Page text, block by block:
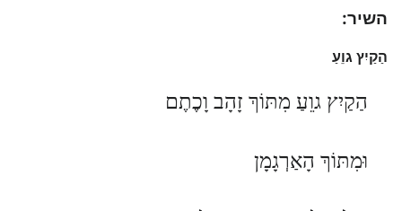
השיר:
הַקַיִץ גוֵעַ
הַקַיִץ גוֵעַ מִתּוֹךְ זָהָב וָכֶתֶם
וּמִתּוֹךְ הָאַרְגָמָן